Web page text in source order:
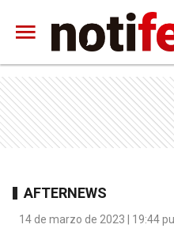
AFTERNEWS
14 de marzo de 2023 | 19:44